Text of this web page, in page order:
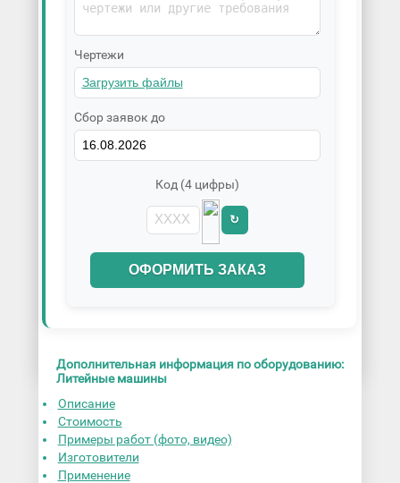
Чертежи
Сбор заявок до
Код (4 цифры)
↻
ОФОРМИТЬ ЗАКАЗ
Дополнительная информация по оборудованию:
Литейные машины
Описание
Стоимость
Примеры работ (фото, видео)
Изготовители
Применение